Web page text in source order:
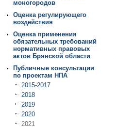
моногородов
Оценка регулирующего
воздействия
Оценка применения
обязательных требований
нормативных правовых
актов Брянской области
Публичные консультации
по проектам НПА
2015-2017
2018
2019
2020
2021